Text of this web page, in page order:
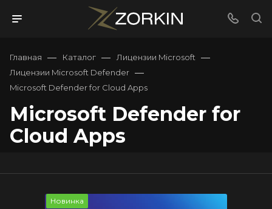
Главная — Каталог — Лицензии Microsoft —
Лицензии Microsoft Defender —
Microsoft Defender for Cloud Apps
Microsoft Defender for
Cloud Apps
Новинка